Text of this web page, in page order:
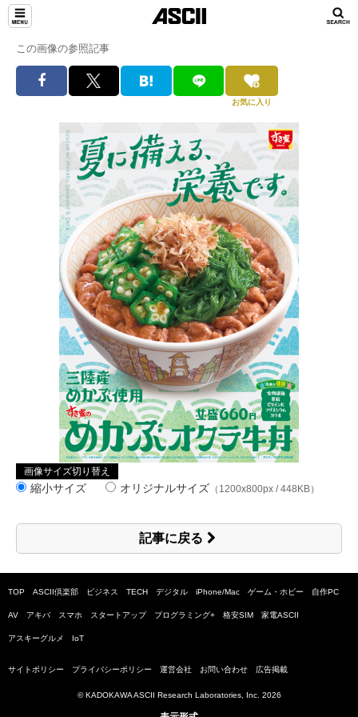
この画像の参照記事
お気に入り
画像サイズ切り替え
縮小サイズ オリジナルサイズ （1200x800px / 448KB）
記事に戻る
TOP ASCII倶楽部 ビジネス TECH デジタル iPhone/Mac ゲーム・ホビー 自作PC
AV アキバ スマホ スタートアップ プログラミング+ 格安SIM 家電ASCII
アスキーグルメ IoT
サイトポリシー プライバシーポリシー 運営会社 お問い合わせ 広告掲載
© KADOKAWA ASCII Research Laboratories, Inc. 2026